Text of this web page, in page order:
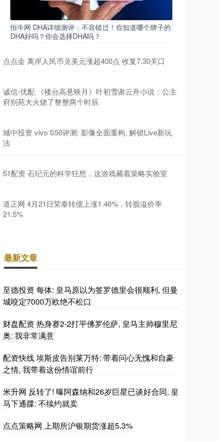
恒牛网 DHA详细测评：不容错过！你知道哪个牌子的
DHA好吗？你会选择DHA吗？
点点金 离岸人民币兑美元涨超400点 收复7.30关口
诚信-优配 《楼台高悬映月》叶初雪谢云舟小说：公主
府别苑大火烧了整整两个时辰
城中投资 vivo S50评测: 影像全面重构, 解锁Live新玩
法
51配资 石纪元的科学狂想，这游戏藏着策略实验室
道正网 4月21日荣泰转债上涨1.46%，转股溢价率
21.5%
最新文章
至德投资 每体: 皇马原以为签罗德里会很顺利, 但曼
城咬定7000万欧绝不松口
财盘配资 热身赛2-2打平佛罗伦萨, 皇马主帅穆里尼
奥: 我非常满意
配资快线 埃斯皮告别莱万特: 带着问心无愧和自豪
之情, 我带着这份情谊前行
米升网 反转了! 曝阿森纳和26岁巨星已谈好合同, 皇
马下通牒: 不续约就卖
点点策略网 上期所沪银期货涨超5.3%